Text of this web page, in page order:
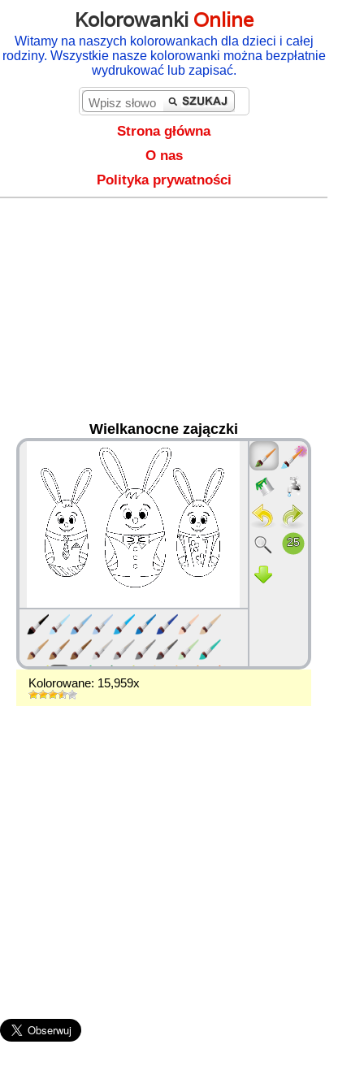
Kolorowanki Online
Witamy na naszych kolorowankach dla dzieci i całej
rodziny. Wszystkie nasze kolorowanki można bezpłatnie
wydrukować lub zapisać.
Strona główna
O nas
Polityka prywatności
Wielkanocne zajączki
Kolorowane: 15,959x